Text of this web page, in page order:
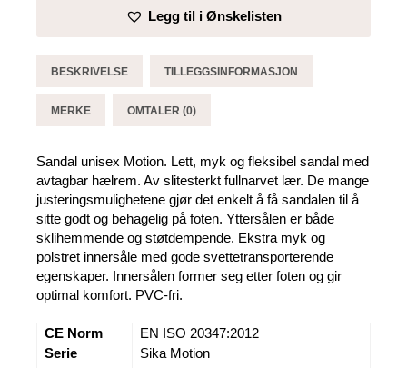
Legg til i Ønskelisten
BESKRIVELSE TILLEGGSINFORMASJON
MERKE OMTALER (0)
Sandal unisex Motion. Lett, myk og fleksibel sandal med
avtagbar hælrem. Av slitesterkt fullnarvet lær. De mange
justeringsmulighetene gjør det enkelt å få sandalen til å
sitte godt og behagelig på foten. Yttersålen er både
sklihemmende og støtdempende. Ekstra myk og
polstret innersåle med gode svettetransporterende
egenskaper. Innersålen former seg etter foten og gir
optimal komfort. PVC-fri.
CE Norm
EN ISO 20347:2012
Serie
Sika Motion